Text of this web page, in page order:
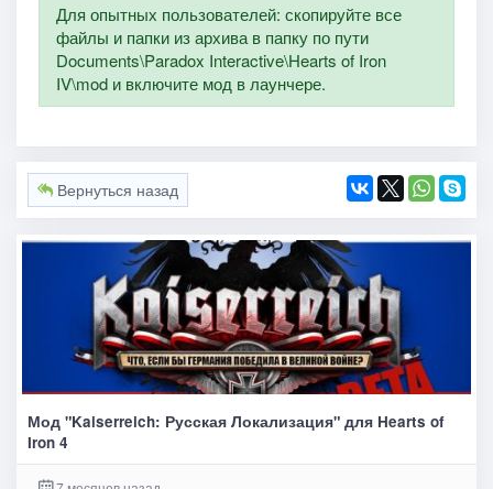
Для опытных пользователей: скопируйте все
файлы и папки из архива в папку по пути
Documents\Paradox Interactive\Hearts of Iron
IV\mod и включите мод в лаунчере.
Вернуться назад
Мод "Kaiserreich: Русская Локализация" для Hearts of
Iron 4